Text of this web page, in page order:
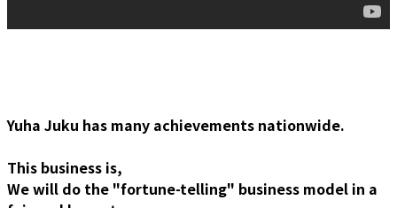
Yuha Juku has many achievements nationwide.
This business is,
We will do the "fortune-telling" business model in a